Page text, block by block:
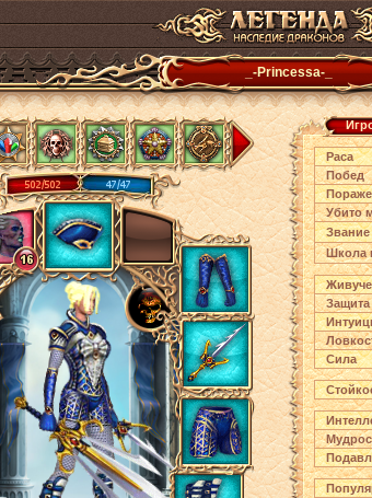
_-Princessa-_
Раса
Побед
Убито
Звание
Школа
Защита
Сила